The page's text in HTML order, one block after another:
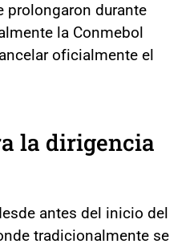
prolongaron durante
la Conmebol
oficialmente el
la dirigencia
antes del inicio del
tradicionalmente se